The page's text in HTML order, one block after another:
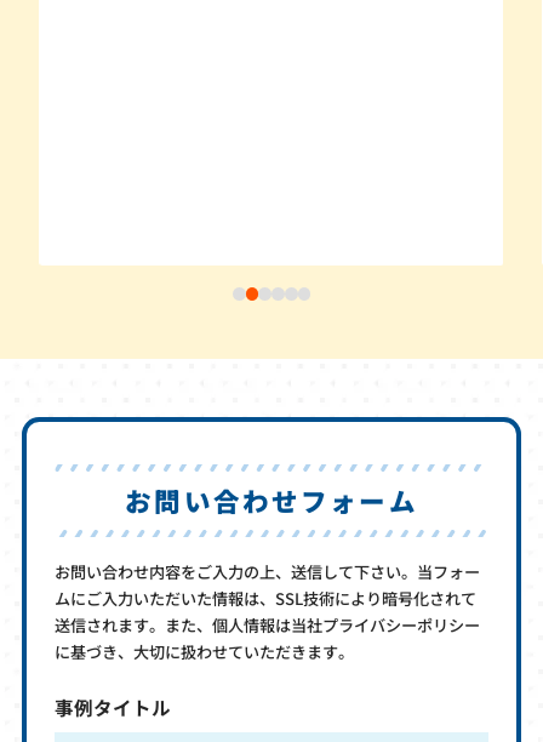
お問い合わせフォーム
お問い合わせ内容をご入力の上、送信して下さい。当フォー
ムにご入力いただいた情報は、SSL技術により暗号化されて
送信されます。また、個人情報は当社プライバシーポリシー
に基づき、大切に扱わせていただきます。
事例タイトル